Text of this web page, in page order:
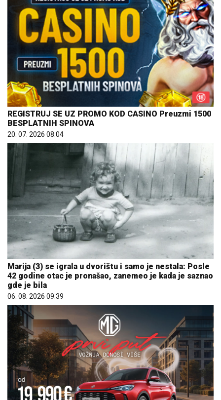
REGISTRUJ SE UZ PROMO KOD CASINO Preuzmi 1500
BESPLATNIH SPINOVA
20. 07. 2026 08:04
Marija (3) se igrala u dvorištu i samo je nestala: Posle
42 godine otac je pronašao, zanemeo je kada je saznao
gde je bila
06. 08. 2026 09:39